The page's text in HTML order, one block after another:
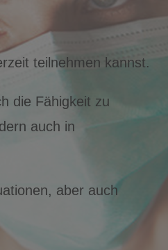
teilnehmen kannst.
die Fähigkeit zu
auch in
aber auch